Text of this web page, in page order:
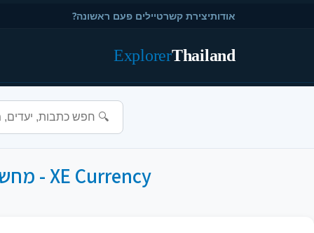
אודותיצירת קשרטיילים פעם ראשונה?
Thailand
Explorer
XE Currency - מחשבון המרת מטבע אמין שמתעדכן בזמן אמת למטיילים בתאילנד